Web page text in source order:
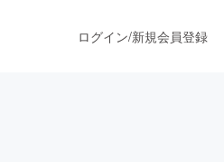
ログイン/新規会員登録